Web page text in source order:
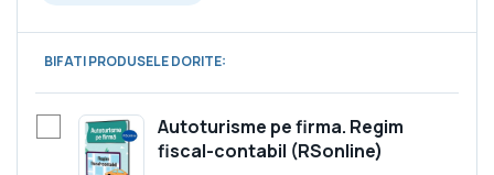
BIFATI PRODUSELE DORITE:
Autoturisme pe firma. Regim
fiscal-contabil (RSonline)